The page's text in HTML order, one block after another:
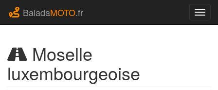
BaladaMOTO.fr
Moselle
luxembourgeoise